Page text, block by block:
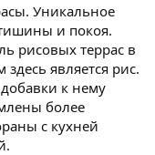
Уникальное
и покоя.
рисовых террас в
является рис.
к нему
более
с кухней